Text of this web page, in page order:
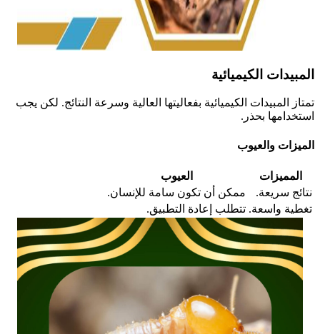
المبيدات الكيميائية
تمتاز المبيدات الكيميائية بفعاليتها العالية وسرعة النتائج. لكن يجب
استخدامها بحذر.
الميزات والعيوب
المميزات
العيوب
نتائج سريعة.
ممكن أن تكون سامة للإنسان.
تغطية واسعة. تتطلب إعادة التطبيق.